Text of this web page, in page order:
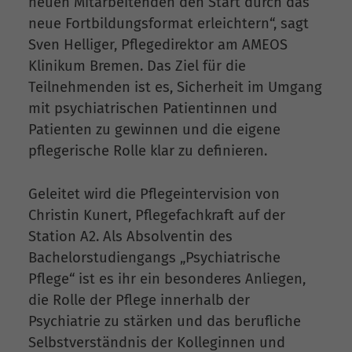
neue Fortbildungsformat erleichtern“, sagt
Sven Helliger, Pflegedirektor am AMEOS
Klinikum Bremen. Das Ziel für die
Teilnehmenden ist es, Sicherheit im Umgang
mit psychiatrischen Patientinnen und
Patienten zu gewinnen und die eigene
pflegerische Rolle klar zu definieren.
Geleitet wird die Pflegeintervision von
Christin Kunert, Pflegefachkraft auf der
Station A2. Als Absolventin des
Bachelorstudiengangs „Psychiatrische
Pflege“ ist es ihr ein besonderes Anliegen,
die Rolle der Pflege innerhalb der
Psychiatrie zu stärken und das berufliche
Selbstverständnis der Kolleginnen und